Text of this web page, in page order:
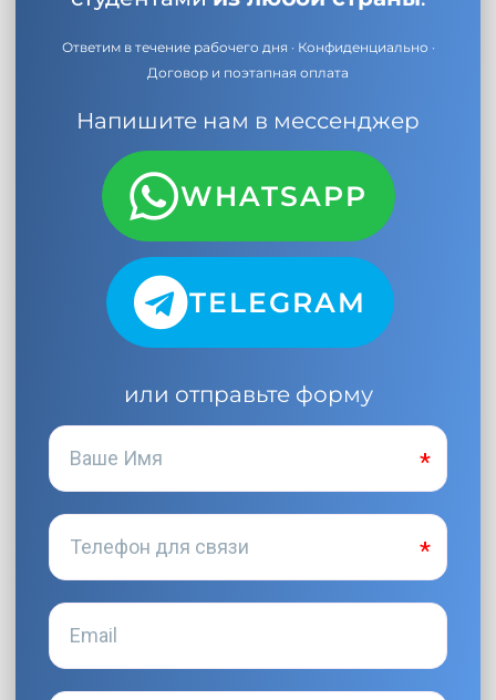
Ответим в течение рабочего дня · Конфиденциально ·
Договор и поэтапная оплата
Напишите нам в мессенджер
WHATSAPP
TELEGRAM
или отправьте форму